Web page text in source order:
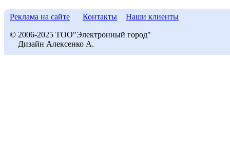
Реклама на сайте Контакты Наши клиенты
© 2006-2025 ТОО"Электронный город"
Дизайн Алексенко А.